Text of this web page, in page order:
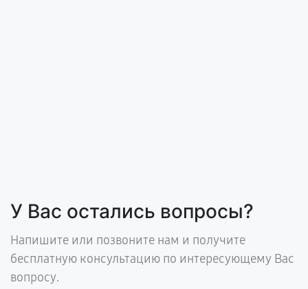
У Вас остались вопросы?
Напишите или позвоните нам и получите
бесплатную консультацию по интересующему Вас
вопросу.